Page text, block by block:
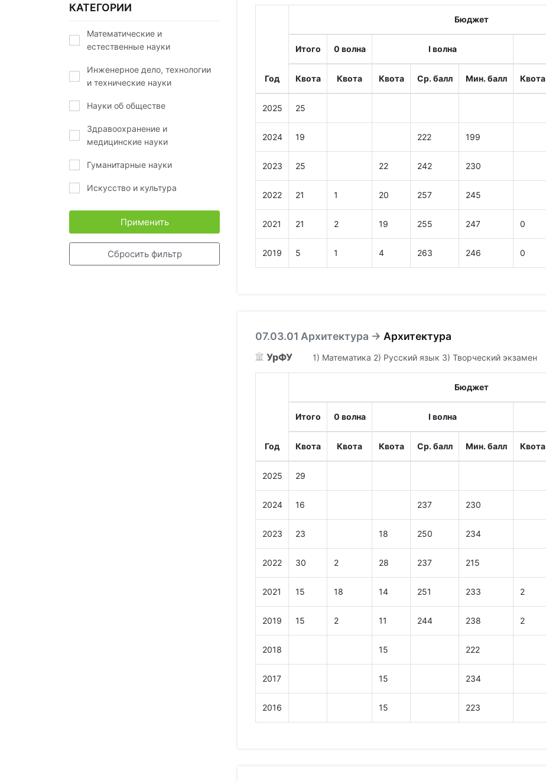
КАТЕГОРИИ
Математические и
естественные науки
Инженерное дело, технологии
и технические науки
Науки об обществе
Здравоохранение и
медицинские науки
Гуманитарные науки
Искусство и культура
Применить
Сбросить фильтр
Год
Бюджет
Итого 0 волна I волна
Квота Квота Квота Ср. балл Мин. балл Квота
2025 25
2024 19 222 199
2023 25 22 242 230
2022 21 1 20 257 245
2021 21 2 19 255 247 0
2019 5 1 4 263 246 0
07.03.01 Архитектура → Архитектура
УрФУ 1) Математика 2) Русский язык 3) Творческий экзамен
Год
Бюджет
Итого 0 волна I волна
Квота Квота Квота Ср. балл Мин. балл Квота
2025 29
2024 16 237 230
2023 23 18 250 234
2022 30 2 28 237 215
2021 15 18 14 251 233 2
2019 15 2 11 244 238 2
2018 15 222
2017 15 234
2016 15 223